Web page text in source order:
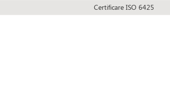
Certificare ISO 6425